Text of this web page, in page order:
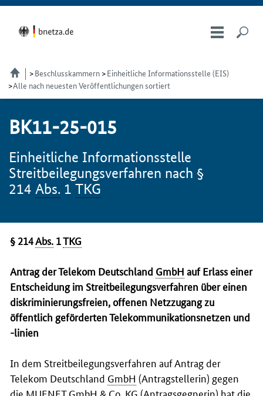
Beschlusskammern
Einheitliche Informationsstelle (EIS)
Alle nach neuesten Veröffentlichungen sortiert
BK11-25-015
Einheitliche Informationsstelle
Streitbeilegungsverfahren nach §
214 Abs. 1 TKG
§ 214Abs. 1 TKG
Antrag der Telekom Deutschland GmbH auf Erlass einer
Entscheidung im Streitbeilegungsverfahren über einen
diskriminierungsfreien, offenen Netzzugang zu
öffentlich geförderten Telekommunikationsnetzen und
-linien
In dem Streitbeilegungsverfahren auf Antrag der
Telekom Deutschland GmbH (Antragstellerin) gegen
die MUENETGmbH & Co. KG (Antragsgegnerin) hat die